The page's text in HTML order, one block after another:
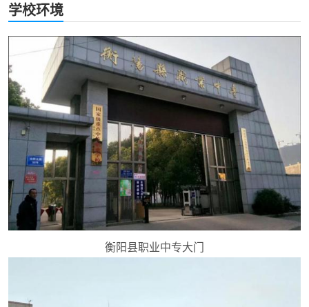
学校环境
衡阳县职业中专大门